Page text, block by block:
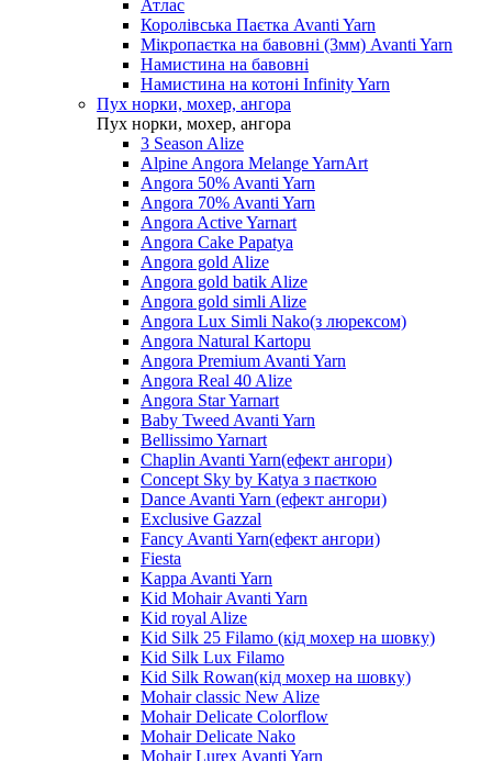
Атлас
Королівська Паєтка Avanti Yarn
Мікропаєтка на бавовні (3мм) Avanti Yarn
Намистина на бавовні
Намистина на котоні Infinity Yarn
Пух норки, мохер, ангора
Пух норки, мохер, ангора
3 Season Alize
Alpine Angora Melange YarnArt
Angora 50% Avanti Yarn
Angora 70% Avanti Yarn
Angora Active Yarnart
Angora Cake Papatya
Angora gold Alize
Angora gold batik Alize
Angora gold simli Alize
Angora Lux Simli Nako(з люрексом)
Angora Natural Kartopu
Angora Premium Avanti Yarn
Angora Real 40 Alize
Angora Star Yarnart
Baby Tweed Avanti Yarn
Bellissimo Yarnart
Chaplin Avanti Yarn(ефект ангори)
Concept Sky by Katya з паєткою
Dance Avanti Yarn (ефект ангори)
Exclusive Gazzal
Fancy Avanti Yarn(ефект ангори)
Fiesta
Kappa Avanti Yarn
Kid Mohair Avanti Yarn
Kid royal Alize
Kid Silk 25 Filamo (кід мохер на шовку)
Kid Silk Lux Filamo
Kid Silk Rowan(кід мохер на шовку)
Mohair classic New Alize
Mohair Delicate Colorflow
Mohair Delicate Nako
Mohair Lurex Avanti Yarn